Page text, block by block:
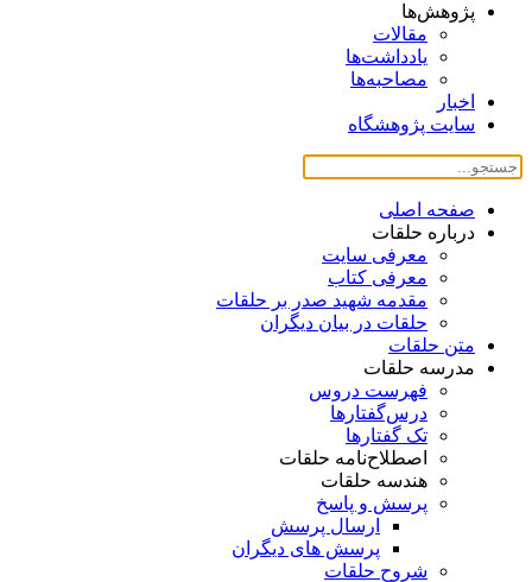
پژوهش‌ها
مقالات
یادداشت‌ها
مصاحبه‌ها
اخبار
سایت پژوهشگاه
صفحه اصلی
درباره حلقات
معرفی سایت
معرفی کتاب
مقدمه شهید صدر بر حلقات
حلقات در بیان دیگران
متن حلقات
مدرسه حلقات
فهرست دروس
درس‌گفتار‌ها
تک گفتارها
اصطلاح‌نامه حلقات
هندسه حلقات
پرسش و پاسخ
ارسال پرسش
پرسش های دیگران
شروح حلقات